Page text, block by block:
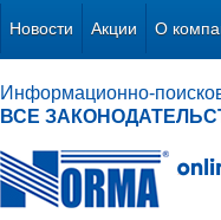
Новости Акции О
Информационно-
ВСЕ